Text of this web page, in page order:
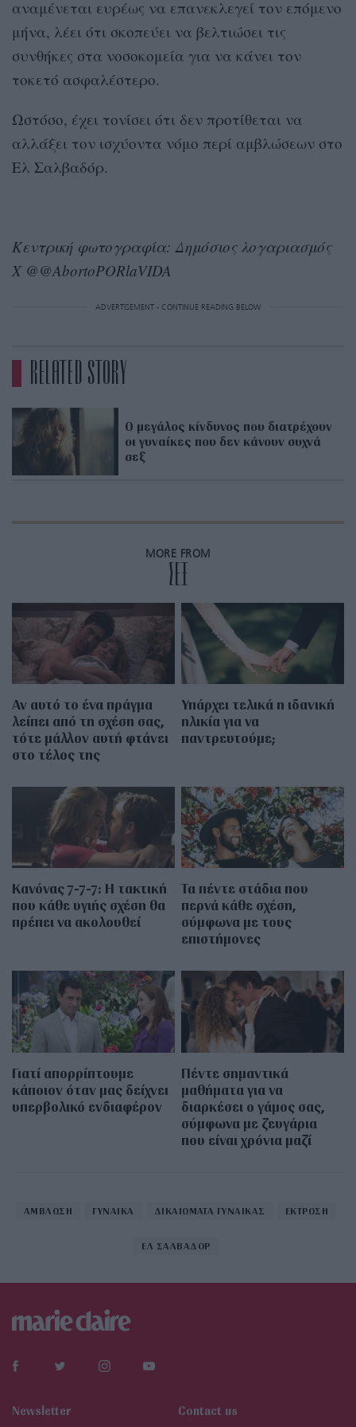
αναμένεται ευρέως να επανεκλεγεί τον επόμενο
μήνα, λέει ότι σκοπεύει να βελτιώσει τις
συνθήκες στα νοσοκομεία για να κάνει τον
τοκετό ασφαλέστερο.
Ωστόσο, έχει τονίσει ότι δεν προτίθεται να
αλλάξει τον ισχύοντα νόμο περί αμβλώσεων στο
Ελ Σαλβαδόρ.
Κεντρική φωτογραφία: Δημόσιος λογαριασμός
Χ @@AbortoPORlaVIDA
ADVERTISEMENT - CONTINUE READING BELOW
RELATED STORY
Ο μεγάλος κίνδυνος που διατρέχουν
οι γυναίκες που δεν κάνουν συχνά
σεξ
MORE FROM
ΣΕΞ
Αν αυτό το ένα πράγμα
λείπει από τη σχέση σας,
τότε μάλλον αυτή φτάνει
στο τέλος της
Υπάρχει τελικά η ιδανική
ηλικία για να
παντρευτούμε;
Κανόνας 7-7-7: Η τακτική
που κάθε υγιής σχέση θα
πρέπει να ακολουθεί
Τα πέντε στάδια που
περνά κάθε σχέση,
σύμφωνα με τους
επιστήμονες
Γιατί απορρίπτουμε
κάποιον όταν μας δείχνει
υπερβολικό ενδιαφέρον
Πέντε σημαντικά
μαθήματα για να
διαρκέσει ο γάμος σας,
σύμφωνα με ζευγάρια
που είναι χρόνια μαζί
ΑΜΒΛΩΣΗ ΓΥΝΑΙΚΑ ΔΙΚΑΙΩΜΑΤΑ ΓΥΝΑΙΚΑΣ ΕΚΤΡΩΣΗ
ΕΛ ΣΑΛΒΑΔΟΡ
Newsletter Contact us